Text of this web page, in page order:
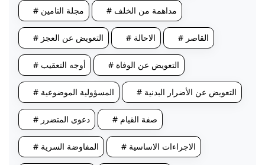
# مجلة التامين # مداهمة من الخلف
# التعويض عن العجز # الاحالة # القاصر
# أوجه التعقيب # التعويض عن الوفاة
# المسؤولية الموضوعية # التعويض عن الأضرار البدنية
# دعوى المتضرر # صفة القيام
# المفاوضة السرية # الاجراءات الاساسية